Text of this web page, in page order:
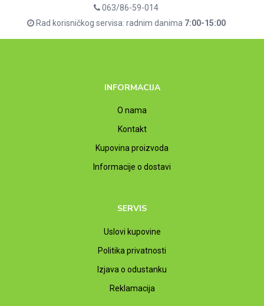
063/86-59-014
Rad korisničkog servisa: radnim danima 7:00-15:00
INFORMACIJA
O nama
Kontakt
Kupovina proizvoda
Informacije o dostavi
SERVIS
Uslovi kupovine
Politika privatnosti
Izjava o odustanku
Reklamacija